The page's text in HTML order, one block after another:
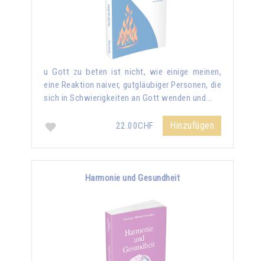
u Gott zu beten ist nicht, wie einige meinen,
eine Reaktion naiver, gutgläubiger Personen, die
sich in Schwierigkeiten an Gott wenden und...
22.00CHF Hinzufügen
Harmonie und Gesundheit